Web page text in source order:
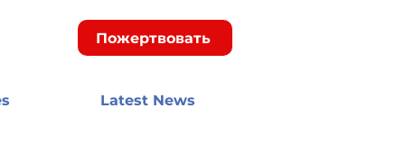
Пожертвовать
Latest News